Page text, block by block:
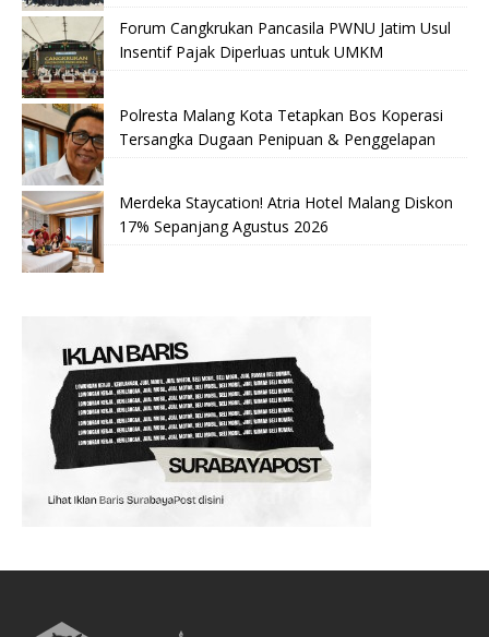
Forum Cangkrukan Pancasila PWNU Jatim Usul
Insentif Pajak Diperluas untuk UMKM
Polresta Malang Kota Tetapkan Bos Koperasi
Tersangka Dugaan Penipuan & Penggelapan
Merdeka Staycation! Atria Hotel Malang Diskon
17% Sepanjang Agustus 2026